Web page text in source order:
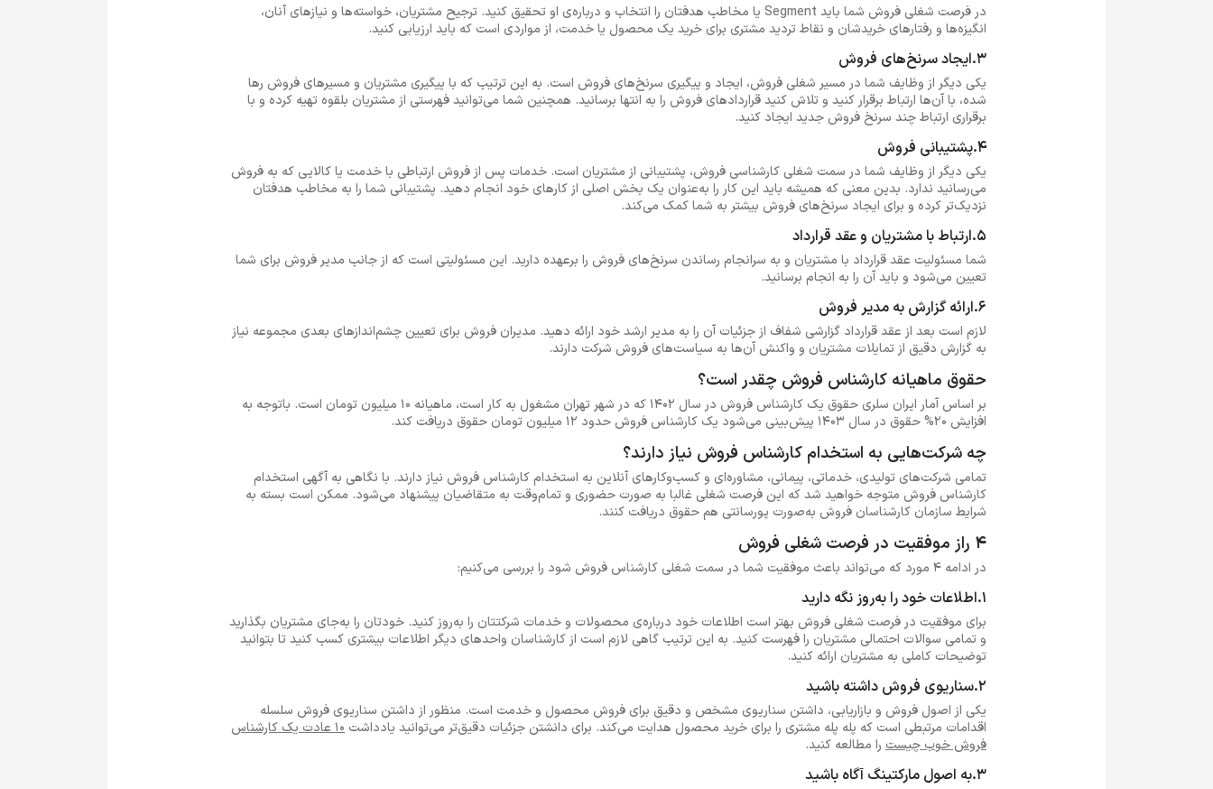
در فرصت شغلی فروش شما باید Segment یا مخاطب هدفتان را انتخاب و درباره‌ی او تحقیق کنید. ترجیح مشتریان، خواسته‌ها و نیازهای آنان،
انگیزه‌ها و رفتارهای خریدشان و نقاط تردید مشتری برای خرید یک محصول یا خدمت، از مواردی است که باید ارزیابی کنید.
3.ایجاد سرنخ‌های فروش
یکی دیگر از وظایف شما در مسیر شغلی فروش، ایجاد و پیگیری سرنخ‌های فروش است. به این ترتیب که با پیگیری مشتریان و مسیرهای فروش رها
شده، با آن‌ها ارتباط برقرار کنید و تلاش کنید قراردادهای فروش را به انتها برسانید. همچنین شما می‌توانید فهرستی از مشتریان بلقوه تهیه کرده و با
برقراری ارتباط چند سرنخ فروش جدید ایجاد کنید.
4.پشتیبانی فروش
یکی دیگر از وظایف شما در سمت شغلی کارشناسی فروش، پشتیبانی از مشتریان است. خدمات پس از فروش ارتباطی با خدمت یا کالایی که به فروش
می‌رسانید ندارد. بدین معنی که همیشه باید این کار را به‌عنوان یک بخش اصلی از کارهای خود انجام دهید. پشتیبانی شما را به مخاطب هدفتان
نزدیک‌تر کرده و برای ایجاد سرنخ‌های فروش بیشتر به شما کمک می‌کند.
5.ارتباط با مشتریان و عقد قرارداد
شما مسئولیت عقد قرارداد با مشتریان و به سرانجام رساندن سرنخ‌های فروش را برعهده دارید. این مسئولیتی است که از جانب مدیر فروش برای شما
تعیین می‌شود و باید آن را به انجام برسانید.
6.ارائه گزارش به مدیر فروش
لازم است بعد از عقد قرارداد گزارشی شفاف از جزئیات آن را به مدیر ارشد خود ارائه دهید. مدیران فروش برای تعیین چشم‌اندازهای بعدی مجموعه نیاز
به گزارش دقیق از تمایلات مشتریان و واکنش آن‌ها به سیاست‌های فروش شرکت دارند.
حقوق ماهیانه کارشناس فروش چقدر است؟
بر اساس آمار ایران سلری حقوق یک کارشناس فروش در سال 1402 که در شهر تهران مشغول به کار است، ماهیانه 10 میلیون تومان است. باتوجه به
افزایش 20% حقوق در سال 1403 پیش‌بینی می‌شود یک کارشناس فروش حدود 12 میلیون تومان حقوق دریافت کند.
چه شرکت‌هایی به استخدام کارشناس فروش نیاز دارند؟
تمامی شرکت‌های تولیدی، خدماتی، پیمانی، مشاوره‌ای و کسب‌وکارهای آنلاین به استخدام کارشناس فروش نیاز دارند. با نگاهی به آگهی استخدام
کارشناس فروش متوجه خواهید شد که این فرصت شغلی غالبا به صورت حضوری و تمام‌وقت به متقاضیان پیشنهاد می‌شود. ممکن است بسته به
شرایط سازمان کارشناسان فروش به‌صورت پورسانتی هم حقوق دریافت کنند.
4 راز موفقیت در فرصت شغلی فروش
در ادامه 4 مورد که می‌تواند باعث موفقیت شما در سمت شغلی کارشناس فروش شود را بررسی می‌کنیم:
1.اطلاعات خود را به‌روز نگه دارید
برای موفقیت در فرصت شغلی فروش بهتر است اطلاعات خود درباره‌ی محصولات و خدمات شرکتتان را به‌روز کنید. خودتان را به‌جای مشتریان بگذارید
و تمامی سوالات احتمالی مشتریان را فهرست کنید. به این ترتیب گاهی لازم است از کارشناسان واحدهای دیگر اطلاعات بیشتری کسب کنید تا بتوانید
توضیحات کاملی به مشتریان ارائه کنید.
2.سناریوی فروش داشته باشید
یکی از اصول فروش و بازاریابی، داشتن سناریوی مشخص و دقیق برای فروش محصول و خدمت است. منظور از داشتن سناریوی فروش سلسله
اقدامات مرتبطی است که پله پله مشتری را برای خرید محصول هدایت می‌کند. برای دانشتن جزئیات دقیق‌تر می‌توانید یادداشت
10 عادت یک کارشناس
فروش خوب چیست را مطالعه کنید.
3.به اصول مارکتینگ آگاه باشید